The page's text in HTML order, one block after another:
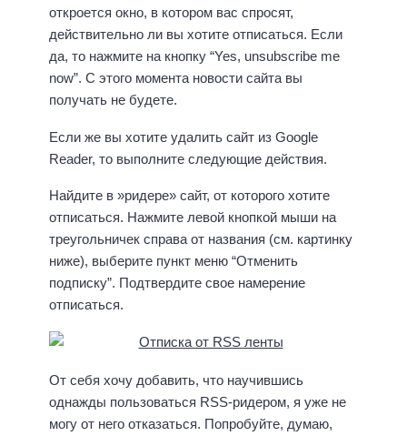
откроется окно, в котором вас спросят,
действительно ли вы хотите отписаться. Если
да, то нажмите на кнопку “Yes, unsubscribe me
now”. С этого момента новости сайта вы
получать не будете.
Если же вы хотите удалить сайт из Google
Reader, то выполните следующие действия.
Найдите в »ридере» сайт, от которого хотите
отписаться. Нажмите левой кнопкой мыши на
треугольничек справа от названия (см. картинку
ниже), выберите пункт меню “Отменить
подписку”. Подтвердите свое намерение
отписаться.
От себя хочу добавить, что научившись
однажды пользоваться RSS-ридером, я уже не
могу от него отказаться. Попробуйте, думаю,